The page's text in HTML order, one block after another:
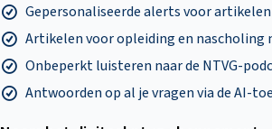
Gepersonaliseerde alerts voor artikelen
Artikelen voor opleiding en
Onbeperkt luisteren naar de NTVG-
Antwoorden op al je vragen via de AI-